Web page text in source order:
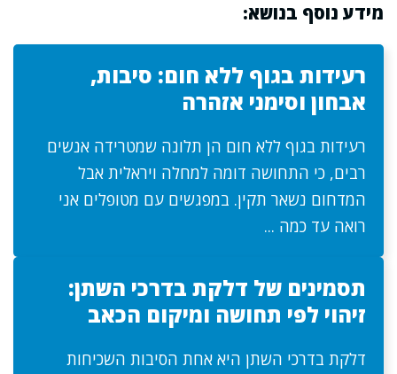
מידע נוסף בנושא:
רעידות בגוף ללא חום: סיבות,
אבחון וסימני אזהרה
רעידות בגוף ללא חום הן תלונה שמטרידה אנשים
רבים, כי התחושה דומה למחלה ויראלית אבל
המדחום נשאר תקין. במפגשים עם מטופלים אני
רואה עד כמה ...
תסמינים של דלקת בדרכי השתן:
זיהוי לפי תחושה ומיקום הכאב
דלקת בדרכי השתן היא אחת הסיבות השכיחות